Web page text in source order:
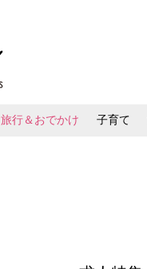
旅行＆おでかけ 子育て